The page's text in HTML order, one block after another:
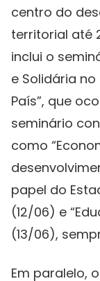
centro do
territorial até
inclui o
e Solidária
País”, que
seminário
como
papel do
(12/06) e
(13/06),
Em paralelo,